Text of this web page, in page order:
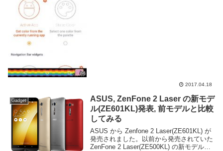
2017.04.18
Gadget
ASUS, ZenFone 2 Laser の新モデ
ル(ZE601KL)発表, 前モデルと比較
してみる
ASUS から Zenfone 2 Laser(ZE601KL) が
発売されました。以前から発売されていた
ZenFone 2 Laser(ZE500KL) の新モデルの